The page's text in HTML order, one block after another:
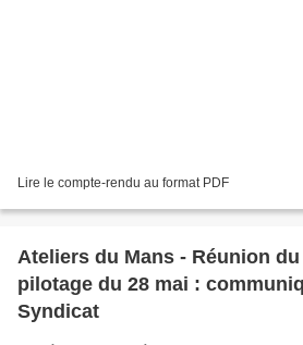
Lire le compte-rendu au format PDF
Ateliers du Mans - Réunion
pilotage du 28 mai :
Syndicat